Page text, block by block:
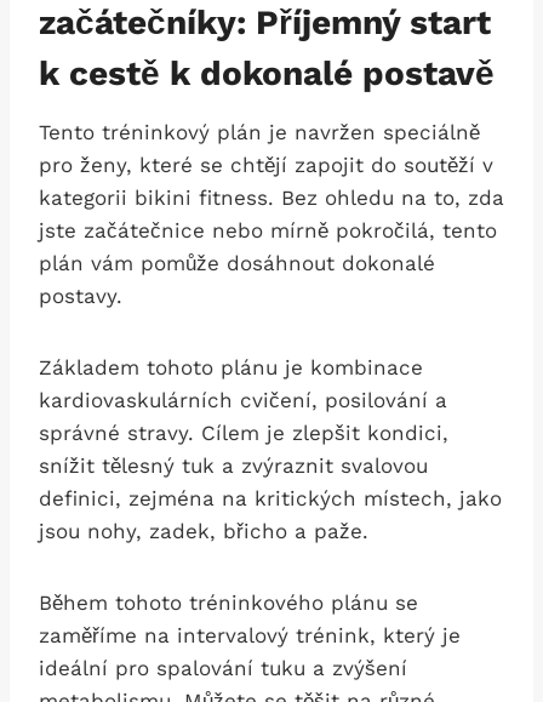
začátečníky:​ Příjemný ​start
k cestě ‍k dokonalé ​postavě
Tento tréninkový plán je navržen speciálně
pro ženy, které‌ se⁤ chtějí zapojit do‌ soutěží v
kategorii bikini⁤ fitness. Bez ‍ohledu⁢ na to, zda
jste začátečnice nebo ‌mírně pokročilá, tento
plán vám pomůže dosáhnout dokonalé‍
postavy.
Základem ‌tohoto ⁢plánu ‍je kombinace
‍kardiovaskulárních cvičení, posilování a
správné stravy. Cílem je zlepšit kondici,
snížit tělesný tuk a⁤ zvýraznit svalovou
definici, zejména na kritických místech, jako
jsou nohy, zadek, břicho a paže.
Během tohoto tréninkového ⁢plánu se
zaměříme na intervalový ‍trénink, který je
ideální pro ‌spalování tuku a zvýšení⁤